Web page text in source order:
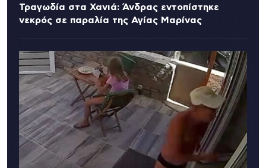
Τραγωδία στα Χανιά: Άνδρας εντοπίστηκε
νεκρός σε παραλία της Αγίας Μαρίνας